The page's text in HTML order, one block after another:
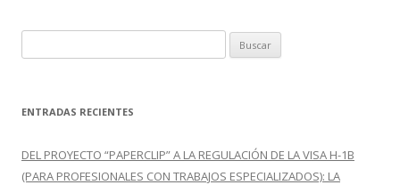
u
c
r
:
ENTRADAS RECIENTES
DEL PROYECTO “PAPERCLIP” A LA REGULACIÓN DE LA VISA H-1B
(PARA PROFESIONALES CON TRABAJOS ESPECIALIZADOS): LA